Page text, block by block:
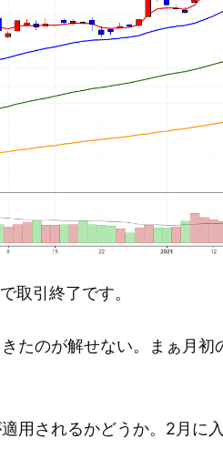
取引終了です。
たのが解せない。まぁ月
用されるかどうか。2月に